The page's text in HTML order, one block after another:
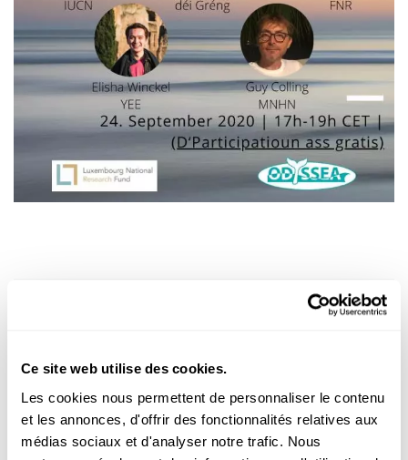
Ce site web utilise des cookies.
Les cookies nous permettent de personnaliser le contenu
et les annonces, d'offrir des fonctionnalités relatives aux
médias sociaux et d'analyser notre trafic. Nous
Lieu d'événement